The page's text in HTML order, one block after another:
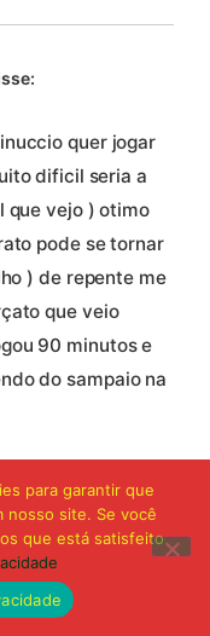
quer jogar
dificil seria a
que vejo ) otimo
pode se tornar
) de repente me
que veio
90 minutos e
do sampaio na
Campos
para garantir que
nosso site. Se você
que está satisfeito